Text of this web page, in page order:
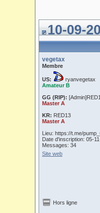
10-09-
vegetax
Membre
US:
ryanvegetax
Amateur B
GG (RIP):
Master A
KR: RED13
Master A
Lieu: https://t.me/
Date d'inscription: 05-
Messages: 34
Site web
Hors ligne